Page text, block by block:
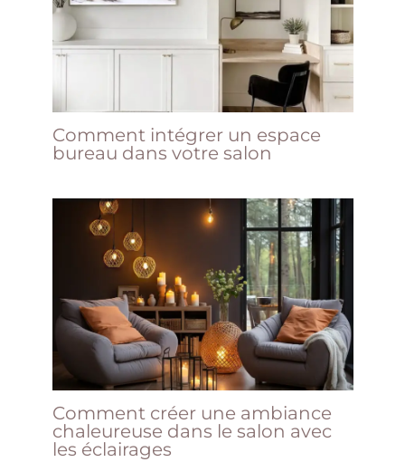
Comment intégrer un espace
bureau dans votre salon
Comment créer une ambiance
chaleureuse dans le salon avec
les éclairages